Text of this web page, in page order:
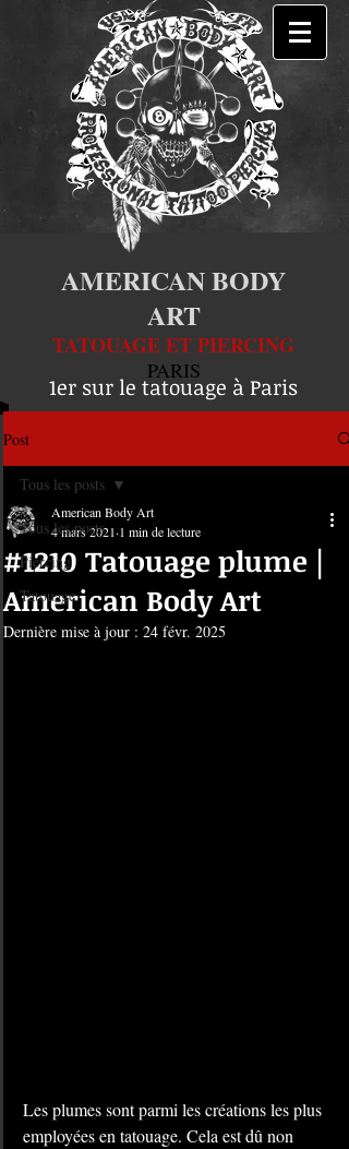
AMERICAN BODY
ART
TATOUAGE ET PIERCING
PARIS
1er sur le tatouage à Paris
Post
Tous les posts
Piercing
Tatouage
Tous les posts
#1210 Tatouage plume |
American Body Art
American Body Art
4 mars 2021 1 min de lecture
Dernière mise à jour : 24 févr. 2025
Les plumes sont parmi les créations les plus
employées en tatouage. Cela est dû non